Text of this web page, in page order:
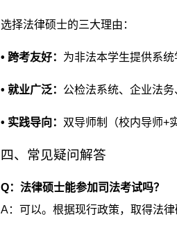
选择法律硕士的三大理由：
• 跨考友好： 为非法本学生提供系统
• 就业广泛： 公检法系统、企业法务
• 实践导向： 双导师制（校内导师+
四、常见疑问解答
Q：法律硕士能参加司法考试吗？
A：可以。根据现行政策，取得法